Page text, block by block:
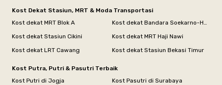
Kost Dekat Stasiun, MRT & Moda Transportasi
Kost dekat MRT Blok A
Kost dekat Bandara Soekarno-Hatta
Kost dekat Stasiun Cikini
Kost dekat MRT Haji Nawi
Kost dekat LRT Cawang
Kost dekat Stasiun Bekasi Timur
Kost Putra, Putri & Pasutri Terbaik
Kost Putri di Jogja
Kost Pasutri di Surabaya